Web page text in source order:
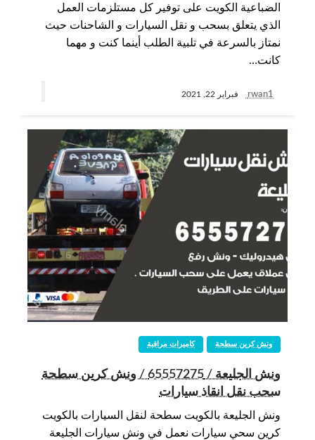
الضباعية الكويت على توفير كل مستلزمات العمل
الذي يتعلق بسحب و نقل السيارات و الشاحنات حيث
نمتاز بالسرعة في تلبية الطلب أينما كنت و مهما
كانت…
rwan1 فبراير 22, 2021
كاميرات مراقبة ونش كرين سطحة
ونش الجليعة / 65557275 / ونش كرين سطحة
سحب نقل انقاذ سيارات
ونش الجليعة بالكويت سطحة لنقل السيارات بالكويت
كرين سحي سيارات نعمل في ونش سيارات الجليعة